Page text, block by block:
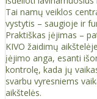
Tai namų veiklos
vystytis – saugioje ir
Praktiškas įėjimas –
KIVO žaidimų
įėjimo anga, esanti
kontrolę, kada jų
svarbu vyresniems
aikštelės.